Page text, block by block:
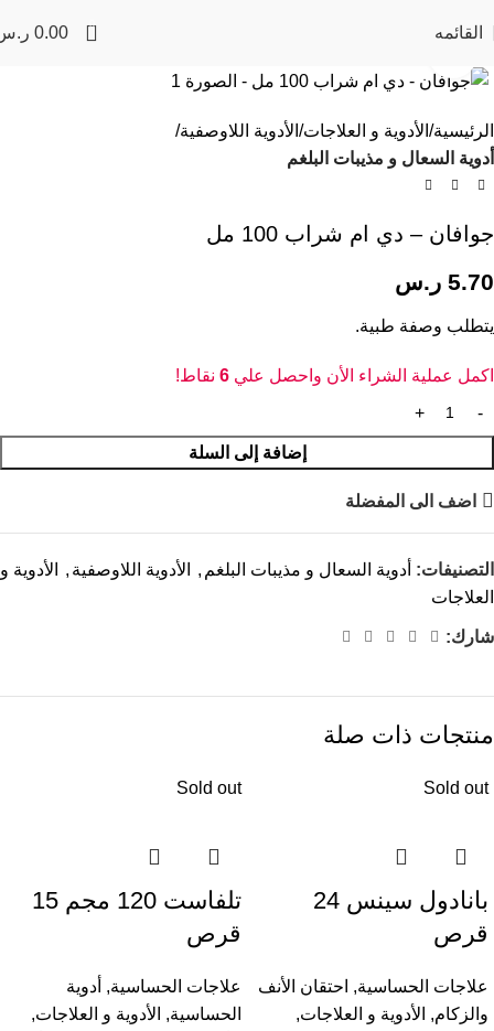
القائمه 0
0.00
الرئيسية الأدوية و العلاجات الأدوية اللاوصفية
أدوية السعال و مذيبات البلغم
جوافان – دي ام شراب 100 مل
5.70 ر.س
يتطلب وصفة طبية.
اكمل عملية الشراء الأن واحصل علي 6 نقاط!
إضافة إلى السلة
اضف الى المفضلة
التصنيفات: أدوية السعال و مذيبات البلغم , الأدوية اللاوصفية ,
الأدوية و
العلاجات
شارك:
منتجات ذات صلة
Sold out
بانادول سينس 24
قرص
علاجات الحساسية, احتقان الأنف
والزكام, الأدوية و العلاجات,
Sold out
تلفاست 120 مجم 15
قرص
علاجات الحساسية, أدوية
الحساسية, الأدوية و العلاجات,